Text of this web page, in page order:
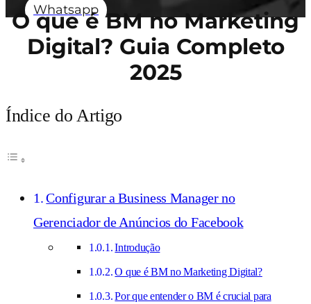
Whatsapp
O que é BM no Marketing
Digital? Guia Completo
2025
Índice do Artigo
Configurar a Business Manager no
Gerenciador de Anúncios do Facebook
Introdução
O que é BM no Marketing Digital?
Por que entender o BM é crucial para